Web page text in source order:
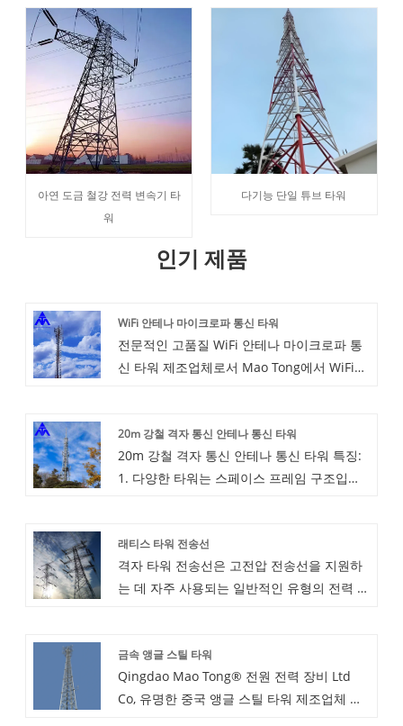
아연 도금 철강 전력 변속기 타
워
다기능 단일 튜브 타워
인기 제품
WiFi 안테나 마이크로파 통신 타워
전문적인 고품질 WiFi 안테나 마이크로파 통
신 타워 제조업체로서 Mao Tong에서 WiFi
시 배송을 제공할 것입니다.
20m 강철 격자 통신 안테나 통신 타워
20m 강철 격자 통신 안테나 통신 타워 특징:
1. 다양한 타워는 스페이스 프레임 구조입니
2. 재료는 일반적으로 Q235, Q345 및 Q420
입니다. 막대 사이의 연결은 조잡한 볼트입니
다.
4. 주다리 중 하나에 발못을 설치하여 건설 작
업자가 타워에 쉽게 올라가 작업할 수 있도록
합니다.
래티스 타워 전송선
격자 타워 전송선은 고전압 전송선을 지원하
는 데 자주 사용되는 일반적인 유형의 전력 전
내식성이 우수하여 전력, 통신, 방송 등의 분
야에 널리 사용됩니다. 앵글 철탑의 설계는 일
반적으로 열악한 환경에서도 안전성과 내구
금속 앵글 스틸 타워
Qingdao Mao Tong® 전원 전력 장비 Ltd
Co, 유명한 중국 앵글 스틸 타워 제조업체 중